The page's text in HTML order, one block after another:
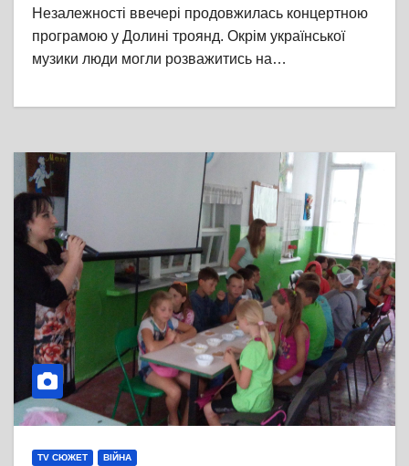
Незалежності ввечері продовжилась концертною
програмою у Долині троянд. Окрім української
музики люди могли розважитись на…
TV СЮЖЕТ ВІЙНА